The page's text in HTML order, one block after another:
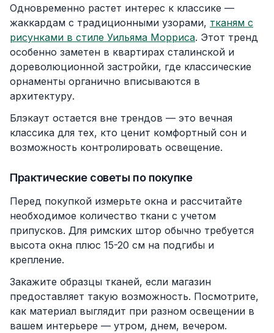
Одновременно растет интерес к классике —
жаккардам с традиционными узорами, тканям с
рисунками в стиле Уильяма Морриса. Этот тренд
особенно заметен в квартирах сталинской и
дореволюционной застройки, где классические
орнаменты органично вписываются в
архитектуру.
Блэкаут остается вне трендов — это вечная
классика для тех, кто ценит комфортный сон и
возможность контролировать освещение.
Практические советы по покупке
Перед покупкой измерьте окна и рассчитайте
необходимое количество ткани с учетом
припусков. Для римских штор обычно требуется
высота окна плюс 15-20 см на подгибы и
крепление.
Закажите образцы тканей, если магазин
предоставляет такую возможность. Посмотрите,
как материал выглядит при разном освещении в
вашем интерьере — утром, днем, вечером.